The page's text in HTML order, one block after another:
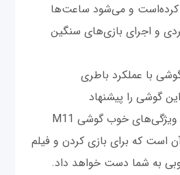
کرده‌است و می‌شود ساعت‌ها
و اجرای بازی‌های سنگین
با عملکرد باطری
گوشی را پیشنهاد
می‌کنیم. یکی دیگر از ویژگی‌های خوب گوشی M11
است که برای بازی کردن و فیلم
به شما دست خواهد داد.